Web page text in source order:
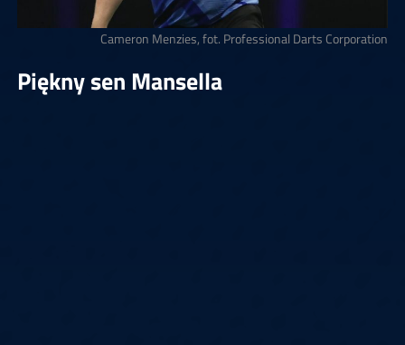
Cameron Menzies, fot. Professional Darts Corporation
Piękny sen Mansella